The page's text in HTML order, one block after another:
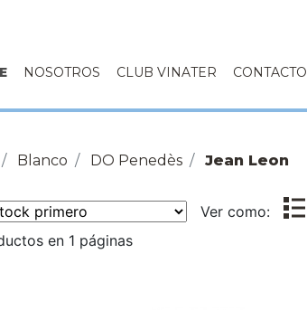
NOSOTROS CLUB VINATER CONTACTO
Blanco DO Penedès Jean Leon
Ver como:
en 1 páginas